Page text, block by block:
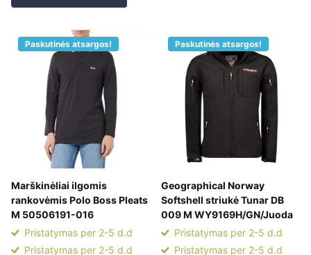
Paskutinės atsargos!
Marškinėliai ilgomis
rankovėmis Polo Boss Pleats
M 50506191-016
Pristatymas per 2-5 d.d
Pristatymas per 2-5 d.d
Paskutinės atsargos!
Geographical Norway
Softshell striukė Tunar DB
009 M WY9169H/GN/Juoda
Pristatymas per 2-5 d.d
Pristatymas per 2-5 d.d